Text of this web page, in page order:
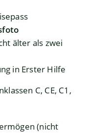
älter als zwei
in Erster Hilfe
C, CE, C1,
(nicht